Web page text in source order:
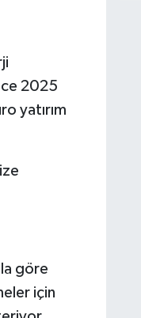
2025
yatırım
göre
için